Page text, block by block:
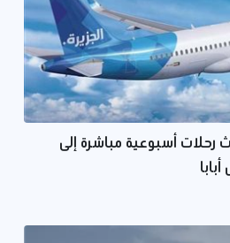
رحلات أسبوعية مباشرة إلى